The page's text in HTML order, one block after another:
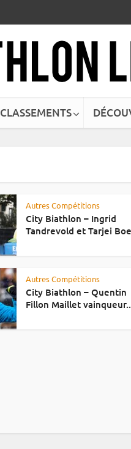
CLASSEMENTS
Autres Compétitions
City Biathlon – Ingrid
Tandrevold et Tarjei
Autres Compétitions
City Biathlon – Quentin
Fillon Maillet